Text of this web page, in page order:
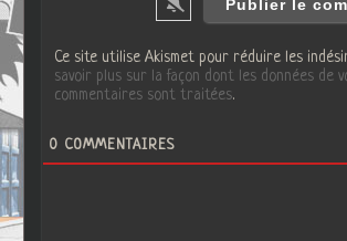
Ce site utilise Akismet pour réduire les
savoir plus sur la façon dont les données de
commentaires sont traitées.
0 COMMENTAIRES